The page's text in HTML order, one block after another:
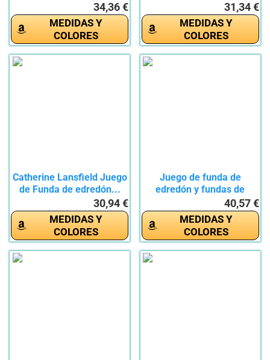
34,36 €
MEDIDAS Y
COLORES
31,34 €
MEDIDAS Y
COLORES
Catherine Lansfield Juego
de Funda de edredón...
30,94 €
MEDIDAS Y
COLORES
Juego de funda de
edredón y fundas de
almohada...40,57 €
MEDIDAS Y
COLORES